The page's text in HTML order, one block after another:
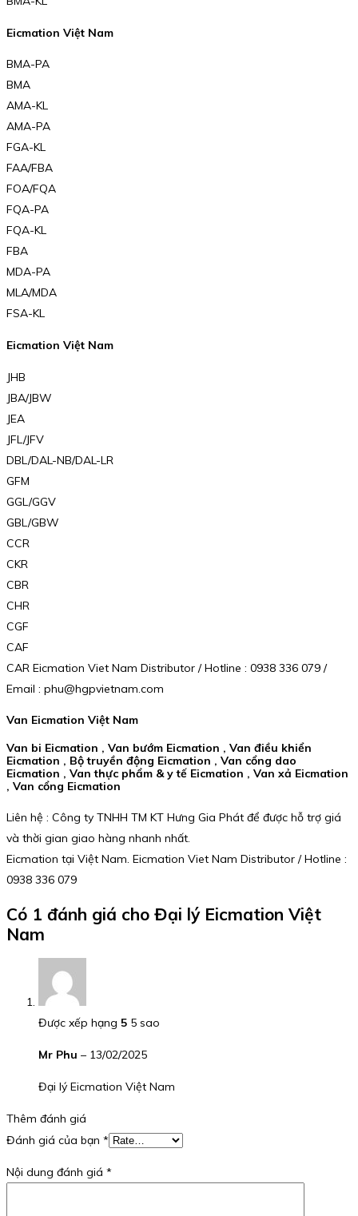
Eicmation Việt Nam
BMA-PA
BMA
AMA-KL
AMA-PA
FGA-KL
FAA/FBA
FOA/FQA
FQA-PA
FQA-KL
FBA
MDA-PA
MLA/MDA
FSA-KL
Eicmation Việt Nam
JHB
JBA/JBW
JEA
JFL/JFV
DBL/DAL-NB/DAL-LR
GFM
GGL/GGV
GBL/GBW
CCR
CKR
CBR
CHR
CGF
CAF
CAR Eicmation Viet Nam Distributor / Hotline : 0938 336 079 /
Email : phu@hgpvietnam.com
Van Eicmation Việt Nam
Van bi Eicmation , Van bướm Eicmation , Van điều khiển
Eicmation , Bộ truyền động Eicmation , Van cổng dao
Eicmation , Van thực phẩm & y tế Eicmation , Van xả Eicmation
, Van cổng Eicmation
Liên hệ : Công ty TNHH TM KT Hưng Gia Phát để được hỗ trợ giá
và thời gian giao hàng nhanh nhất.
Eicmation tại Việt Nam. Eicmation Viet Nam Distributor / Hotline :
0938 336 079
Có 1 đánh giá cho Đại lý Eicmation Việt
Nam
Được xếp hạng 5 5 sao
Mr Phu – 13/02/2025
Đại lý Eicmation Việt Nam
Thêm đánh giá
Đánh giá của bạn *
Nội dung đánh giá *